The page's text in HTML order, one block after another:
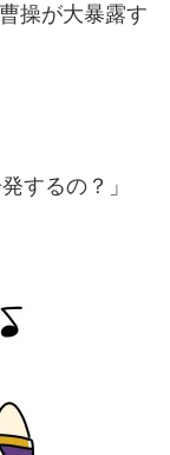
操が大暴露す
するの？」